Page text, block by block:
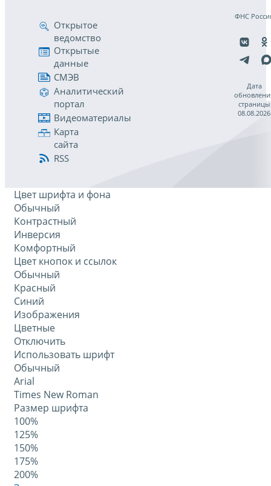
Открытое
ведомство
Открытые
данные
СМЭВ
Аналитический
портал
Видеоматериалы
Карта
сайта
RSS
ФНС
Дата
страницы
08.08.2026
Цвет шрифта и фона
Обычный
Контрастный
Инверсия
Комфортный
Цвет кнопок и ссылок
Обычный
Красный
Синий
Изображения
Цветные
Отключить
Использовать шрифт
Обычный
Arial
Times New Roman
Размер шрифта
100%
125%
150%
175%
200%